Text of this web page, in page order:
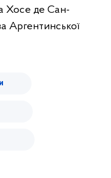
Хосе де Сан-
Аргентинської